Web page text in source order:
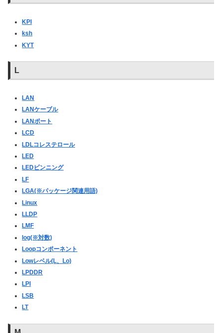
KPI
ksh
KYT
L
LAN
LANケーブル
LANポート
LCD
LDLコレステロール
LED
LEDビンニング
LF
LGA(※パッケージ関連用語)
Linux
LLDP
LMF
log(※対数)
Loopコンポーネント
Lowレベル(L、Lo)
LPDDR
LPI
LSB
LT